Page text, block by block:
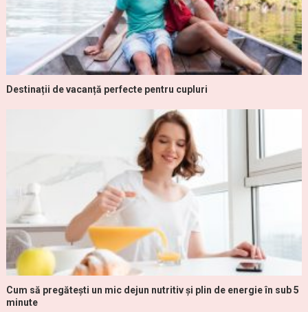
Destinații de vacanță perfecte pentru cupluri
Cum să pregătești un mic dejun nutritiv și plin de energie în sub 5
minute